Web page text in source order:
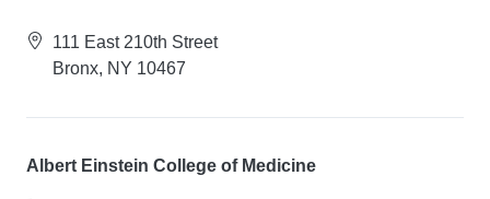
111 East 210th Street
Bronx, NY 10467
Albert Einstein College of Medicine